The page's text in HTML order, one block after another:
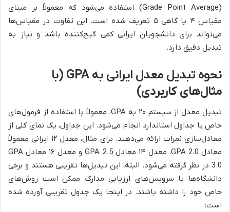
(Grade Point Average) استفاده می‌شود که معمولاً بر مبنای
مقیاس ۴ یا گاهی ۵ تعریف شده است. این تفاوت در مقیاس‌ها
می‌تواند برای دانشجویان ایرانی کمی گیج‌کننده باشد و نیاز به
تبدیل دقیق دارد.
نحوه تبدیل معدل ایرانی به GPA (با
مثال‌های کاربردی)
تبدیل معدل از سیستم ۲۰ به GPA، معمولاً با استفاده از فرمول‌های
خاص یا جداول استاندارد انجام می‌شود. این جداول، یک نمای کلی از
معادل‌سازی نمرات ارائه می‌دهند. برای مثال، معدل ۱۲ ایرانی معمولاً
معادل GPA 2.0، معدل ۱۴ معادل GPA 2.5 و معدل ۱۶ معادل GPA
3.0 در نظر گرفته می‌شود. البته، این تبدیل‌ها تقریبی هستند و برخی
دانشگاه‌ها یا سرویس‌های ارزیابی مدارک ممکن است روش‌های
خاص خود را داشته باشند. در اینجا یک جدول تقریبی آورده شده
است: